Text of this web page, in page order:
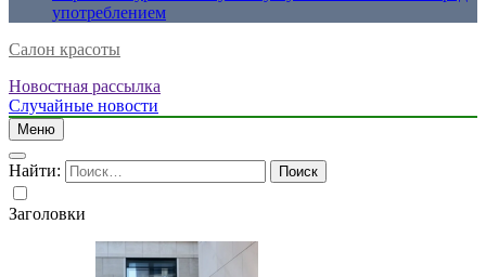
употреблением
Салон красоты
Новостная рассылка
Случайные новости
Меню
Найти:
Заголовки